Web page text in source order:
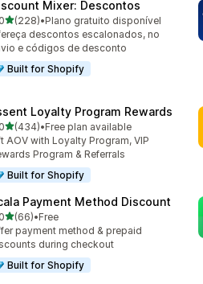
Mixer: Descontos
de 5 estrelas
(228)
total de avaliações
•Plano gratuito disponível
descontos escalonados, no
e códigos de desconto
Built for Shopify
Loyalty Program Rewards
de 5 estrelas
(434)
total de avaliações
•Free plan available
AOV with Loyalty Program, VIP
Program & Referrals
Built for Shopify
Payment Method Discount
de 5 estrelas
(66)
total de avaliações
•Free
payment method & prepaid
during checkout
Built for Shopify